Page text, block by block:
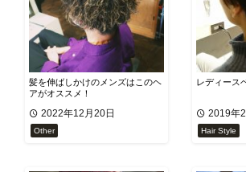
髪を伸ばしかけのメンズはこのヘ
アがオススメ！
2022年12月20日
Other
レディース
2019年
Hair Style